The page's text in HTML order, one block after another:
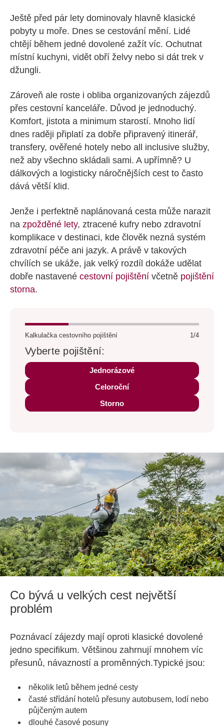
Ještě před pár lety dominovaly hlavně klasické
pobyty u moře. Dnes se cestování mění. Lidé
chtějí během jedné dovolené zažít víc. Ochutnat
místní kuchyni, vidět obří želvy nebo si dát trek v
džungli.
Zároveň ale roste i obliba organizovaných zájezdů
přes cestovní kanceláře. Důvod je jednoduchý.
Komfort, jistota a minimum starostí. Mnoho lidí
dnes raději připlatí za dobře připravený itinerář,
transfery, ověřené hotely nebo all inclusive služby,
než aby všechno skládali sami. A upřímně? U
dálkových a logisticky náročnějších cest to často
dává větší klid.
Jenže i perfektně naplánovaná cesta může narazit
na zpožděné lety, ztracené kufry nebo zdravotní
komplikace v destinaci, kde člověk nezná systém
zdravotní péče ani jazyk. A právě v takových
chvílích se ukáže, jak velký rozdíl dokáže udělat
dobře nastavené cestovní pojištění včetně pojištění
storna.
Kalkulačka cestovního pojištění 1/4
Vyberte pojištění:
Jednorázové
Celoroční
Storno
Co bývá u velkých cest největší
problém
Poznávací zájezdy mají oproti klasické dovolené
jedno specifikum. Většinou zahrnují mnohem víc
přesunů, návazností a proměnných.Typické jsou:
několik letů během jedné cesty
časté střídání hotelů přesuny autobusem, lodí nebo
půjčeným autem
dlouhé časové posuny